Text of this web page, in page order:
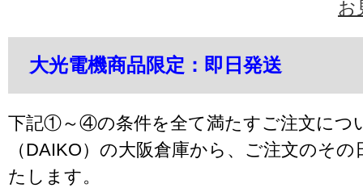
お
大光電機商品限定：即日発送
下記①～④の条件を全て満たすご注文につ
（DAIKO）の大阪倉庫から、ご注文のそ
たします。